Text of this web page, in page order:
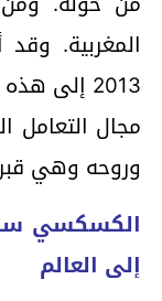
المغربية.
2013 إلى
مجال التعامل
وروحه وهي
الكسكسي
إلى العالم